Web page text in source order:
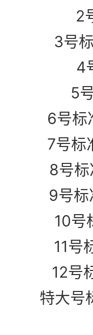
2号
3号标
4号
5号
6号标准
7号标准
8号标准
9号标准
10号标
11号标
12号标
特大号